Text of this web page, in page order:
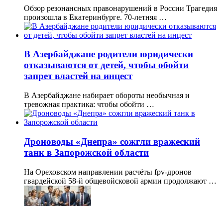
Обзор резонансных правонарушений в России Трагедия
произошла в Екатеринбурге. 70-летняя …
В Азербайджане родители юридически
отказываются от детей, чтобы обойти
запрет властей на инцест
В Азербайджане набирает обороты необычная и
тревожная практика: чтобы обойти …
Дроноводы «Днепра» сожгли вражеский
танк в Запорожской области
На Ореховском направлении расчёты fpv-дронов
гвардейской 58-й общевойсковой армии продолжают …